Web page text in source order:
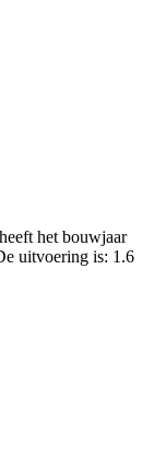
het bouwjaar
uitvoering is: 1.6